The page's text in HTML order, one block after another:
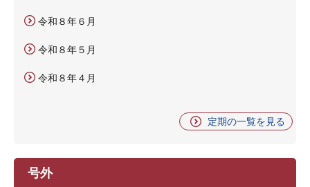
令和８年６月
令和８年５月
令和８年４月
定期の一覧を見る
号外